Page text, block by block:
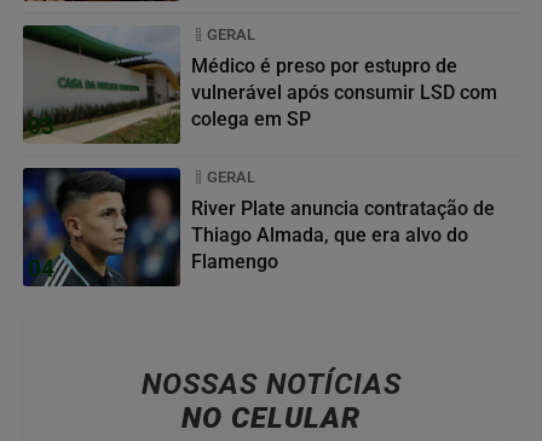
03
GERAL
Médico é preso por estupro de
vulnerável após consumir LSD com
colega em SP
04
GERAL
River Plate anuncia contratação de
Thiago Almada, que era alvo do
Flamengo
NOSSAS NOTÍCIAS
NO CELULAR